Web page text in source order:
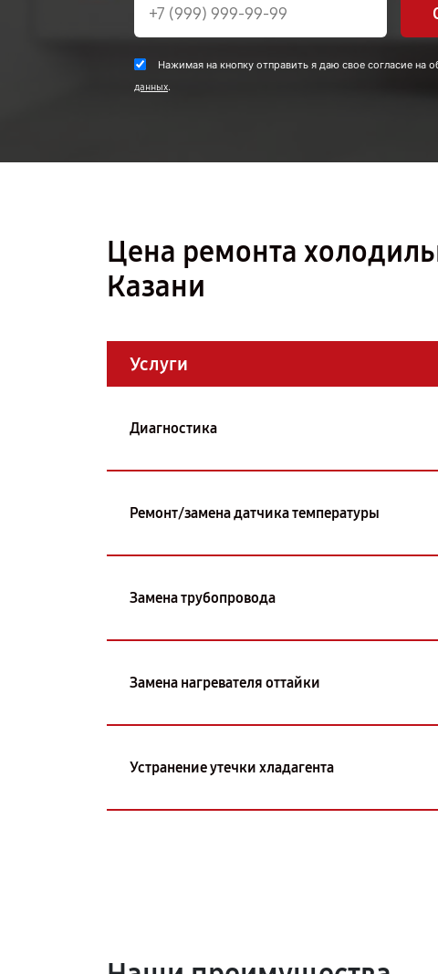
Нажимая на кнопку отправить я даю свое согласие на
данных.
Цена ремонта
Казани
Услуги
Диагностика
Ремонт/замена датчика температуры
Замена трубопровода
Замена нагревателя оттайки
Устранение утечки хладагента